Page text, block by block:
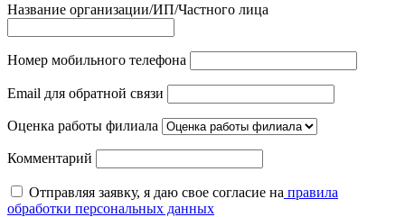
Название организации/ИП/Частного лица
Номер мобильного телефона
Email для обратной связи
Оценка работы филиала
Комментарий
Отправляя заявку, я даю свое согласие на правила
обработки персональных данных